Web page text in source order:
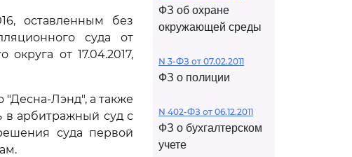
оставленным без
суда от
от 17.04.2017,
Лэнд", а также
в арбитражный суд с
суда первой
ФЗ об охране
окружающей среды
N 3-ФЗ от 07.02.2011
ФЗ о полиции
N 402-ФЗ от 06.12.2011
ФЗ о бухгалтерском
учете